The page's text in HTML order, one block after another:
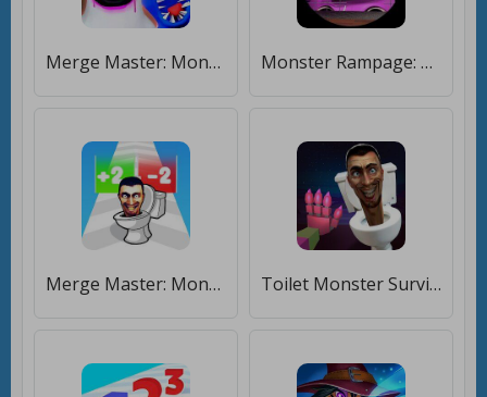
Merge Master: Monster Garten [Много денег] Monster Rampage: Merge Rainbow [Много монет]
Merge Master: Monster Run 3D [Много денег] Toilet Monster Survival Master [Много денег]